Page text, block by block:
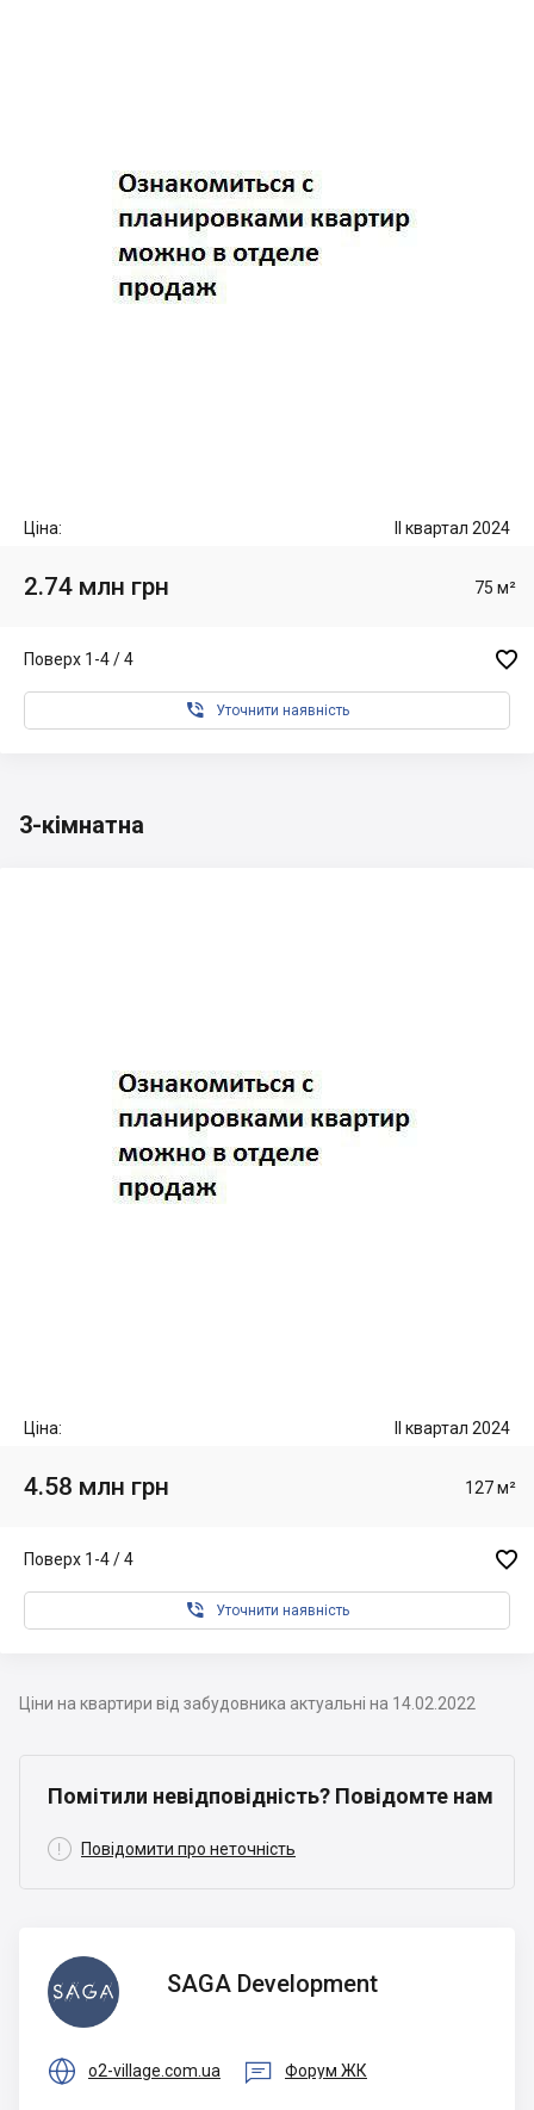
Ціна: II квартал 2024
2.74 млн грн 75 м²
Поверх 1-4 / 4 
 Уточнити наявність
3-кімнатна
Ціна: II квартал 2024
4.58 млн грн 127 м²
Поверх 1-4 / 4 
 Уточнити наявність
Ціни на квартири від забудовника актуальні на 14.02.2022
Помітили невідповідність? Повідомте нам
 Повідомити про неточність
SAGA
Development
SAGA Development
 o2-village.com.ua  Форум ЖК